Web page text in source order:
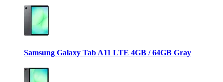
Samsung Galaxy Tab A11 LTE 4GB / 64GB Gray